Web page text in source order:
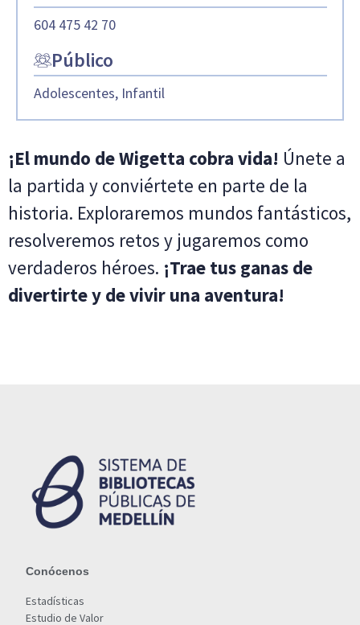
604 475 42 70
Público
Adolescentes, Infantil
¡El mundo de Wigetta cobra vida! Únete a
la partida y conviértete en parte de la
historia. Exploraremos mundos fantásticos,
resolveremos retos y jugaremos como
verdaderos héroes. ¡Trae tus ganas de
divertirte y de vivir una aventura!
Conócenos
Estadísticas
Estudio de Valor